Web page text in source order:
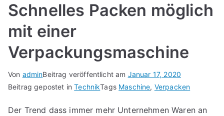
Schnelles Packen möglich
mit einer
Verpackungsmaschine
Von adminBeitrag veröffentlicht am Januar 17, 2020
Beitrag gepostet inTechnikTags Maschine, Verpacken
Der Trend dass immer mehr Unternehmen Waren an